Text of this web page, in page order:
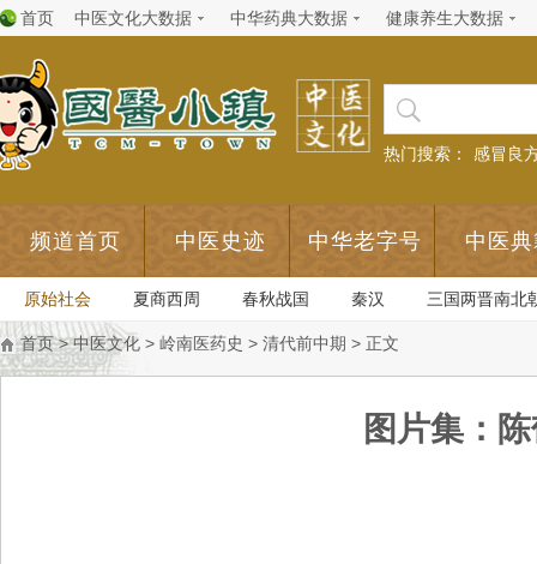
首页 中医文化大数据 中华药典大数据 健康养生大数据
热门搜索： 感冒良
频道首页 中医史迹 中华老字号 中医
原始社会 夏商西周 春秋战国 秦汉 三国两晋南北
首页>中医文化 > 岭南医药史 > 清代前中期 > 正文
图片集：